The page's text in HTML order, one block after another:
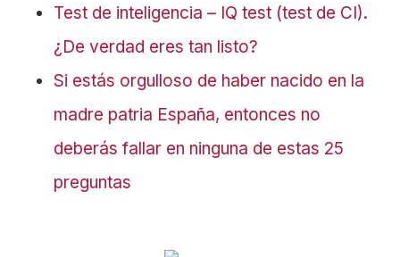
Test de inteligencia – IQ test (test de CI).
¿De verdad eres tan listo?
Si estás orgulloso de haber nacido en la
madre patria España, entonces no
deberás fallar en ninguna de estas 25
preguntas